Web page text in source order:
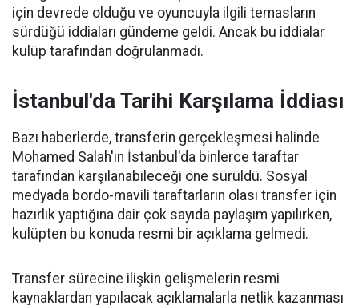
için devrede olduğu ve oyuncuyla ilgili temasların
sürdüğü iddiaları gündeme geldi. Ancak bu iddialar
kulüp tarafından doğrulanmadı.
İstanbul'da Tarihi Karşılama İddiası
Bazı haberlerde, transferin gerçekleşmesi halinde
Mohamed Salah'ın İstanbul'da binlerce taraftar
tarafından karşılanabileceği öne sürüldü. Sosyal
medyada bordo-mavili taraftarların olası transfer için
hazırlık yaptığına dair çok sayıda paylaşım yapılırken,
kulüpten bu konuda resmi bir açıklama gelmedi.
Transfer sürecine ilişkin gelişmelerin resmi
kaynaklardan yapılacak açıklamalarla netlik kazanması